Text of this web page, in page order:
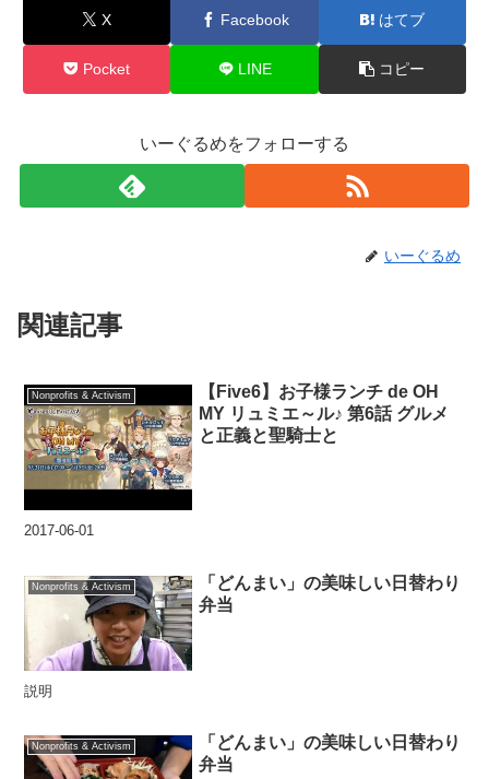
X Facebook はてブ
Pocket LINE コピー
いーぐるめをフォローする
いーぐるめ
関連記事
Nonprofits & Activism
【Five6】お子様ランチ de OH
MY リュミエ～ル♪ 第6話 グルメ
と正義と聖騎士と
2017-06-01
Nonprofits & Activism
「どんまい」の美味しい日替わり
弁当
説明
Nonprofits & Activism
「どんまい」の美味しい日替わり
弁当